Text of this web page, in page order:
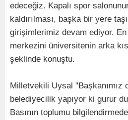
edeceğiz. Kapalı spor
kaldırılması, başka bir yere
girişimlerimiz devam ediyor.
merkezini üniversitenin arka
şeklinde konuştu.
Milletvekili Uysal "Başkanımız
belediyecilik yapıyor ki gurur
Basının toplumu